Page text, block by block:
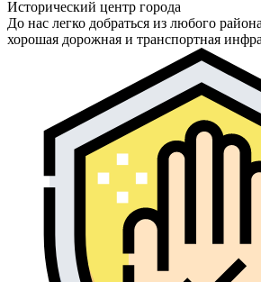
Исторический центр города
До нас легко добраться из любого
хорошая дорожная и транспортная